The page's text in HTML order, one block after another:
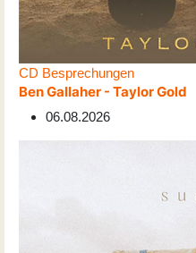
CD Besprechungen
Ben Gallaher - Taylor Gold
06.08.2026